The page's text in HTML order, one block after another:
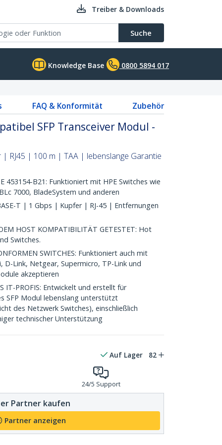
Treiber & Downloads
Suche
Knowledge Base 0800 5894 017
FAQ & Konformität Zubehör
SFP Transceiver Modul -
RJ45 | 100 m | TAA | lebenslange Garantie
453154-B21: Funktioniert mit HPE Switches wie
7000, BladeSystem und anderen
T | 1 Gbps | Kupfer | RJ-45 | Entfernungen
HOST KOMPATIBILITÄT GETESTET: Hot
Switches.
SWITCHES: Funktioniert auch mit
D-Link, Netgear, Supermicro, TP-Link und
akzeptieren
IT-PROFIS: Entwickelt und erstellt für
SFP Modul lebenslang unterstützt
des Netzwerk Switches), einschließlich
technischer Unterstützung
Auf Lager 82
24/5 Support
Partner kaufen
Partner anzeigen